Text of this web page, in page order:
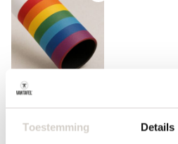
Toestemming Details
Andere RAL coating